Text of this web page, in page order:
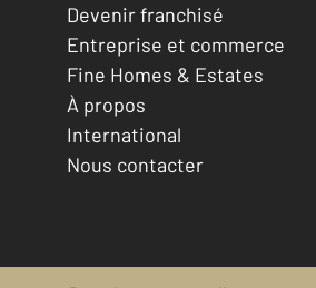
Devenir franchisé
Entreprise et commerce
Fine Homes & Estates
À propos
International
Nous contacter